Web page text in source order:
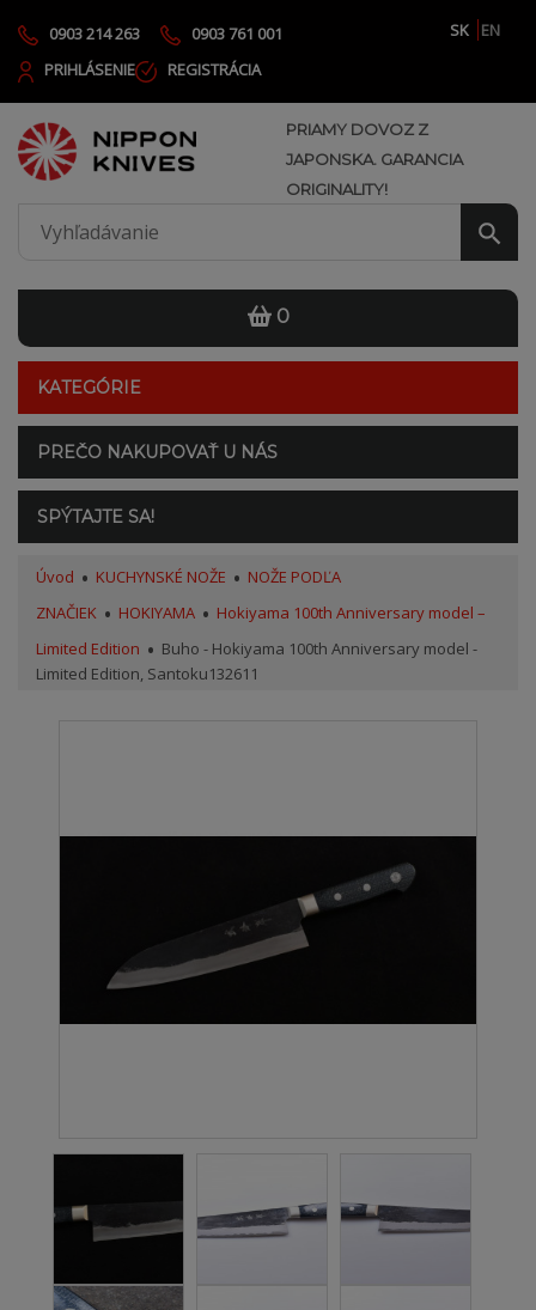
0903 214 263 0903 761 001 SK
EN
PRIHLÁSENIE
REGISTRÁCIA
PRIAMY DOVOZ Z
JAPONSKA. GARANCIA
ORIGINALITY!
0
KATEGÓRIE
PREČO NAKUPOVAŤ U NÁS
SPÝTAJTE SA!
Úvod KUCHYNSKÉ NOŽE
NOŽE PODĽA
ZNAČIEK
HOKIYAMA
Hokiyama 100th Anniversary model –
Limited Edition
Buho - Hokiyama 100th Anniversary model -
Limited Edition, Santoku132611